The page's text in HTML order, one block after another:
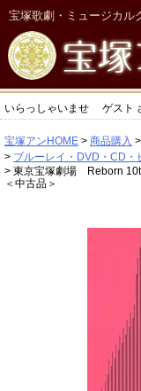
宝塚歌劇・ミュージカル
いらっしゃいませ ゲスト
宝塚アンHOME 商品購入
ブルーレイ・DVD・CD・
東京宝塚劇場 Reborn
＜中古品＞